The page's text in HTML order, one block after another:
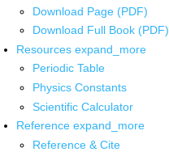
Download Page (PDF)
Download Full Book (PDF)
Resources expand_more
Periodic Table
Physics Constants
Scientific Calculator
Reference expand_more
Reference & Cite